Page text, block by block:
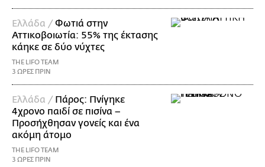
Ελλάδα /Φωτιά στην
Αττικοβοιωτία: 55% της έκτασης
κάηκε σε δύο νύχτες
THE LIFO TEAM
3 ΩΡΕΣ ΠΡΙΝ
Ελλάδα / Πάρος: Πνίγηκε
4χρονο παιδί σε πισίνα –
Προσήχθησαν γονείς και ένα
ακόμη άτομο
THE LIFO TEAM
3 ΩΡΕΣ ΠΡΙΝ